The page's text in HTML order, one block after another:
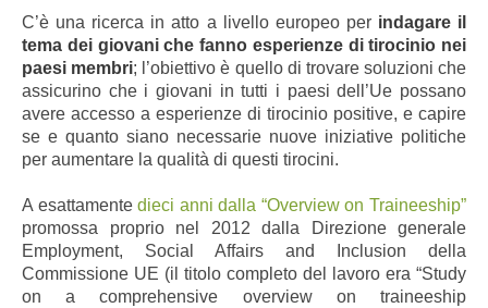
C’è una ricerca in atto a livello europeo perindagare il
tema dei giovani che fanno esperienze di tirocinio nei
paesi membri; l’obiettivo è quello di trovare soluzioni che
assicurino che i giovani in tutti i paesi dell’Ue possano
avere accesso a esperienze di tirocinio positive, e capire
se e quanto siano necessarie nuove iniziative politiche
per aumentare la qualità di questi tirocini.
A esattamentedieci anni dalla “Overview on Traineeship”
promossa proprio nel 2012 dalla
Direzione generale
Employment, Social Affairs and Inclusion della
Commissione UE (il titolo completo del lavoro era “Study
on a comprehensive overview on traineeship